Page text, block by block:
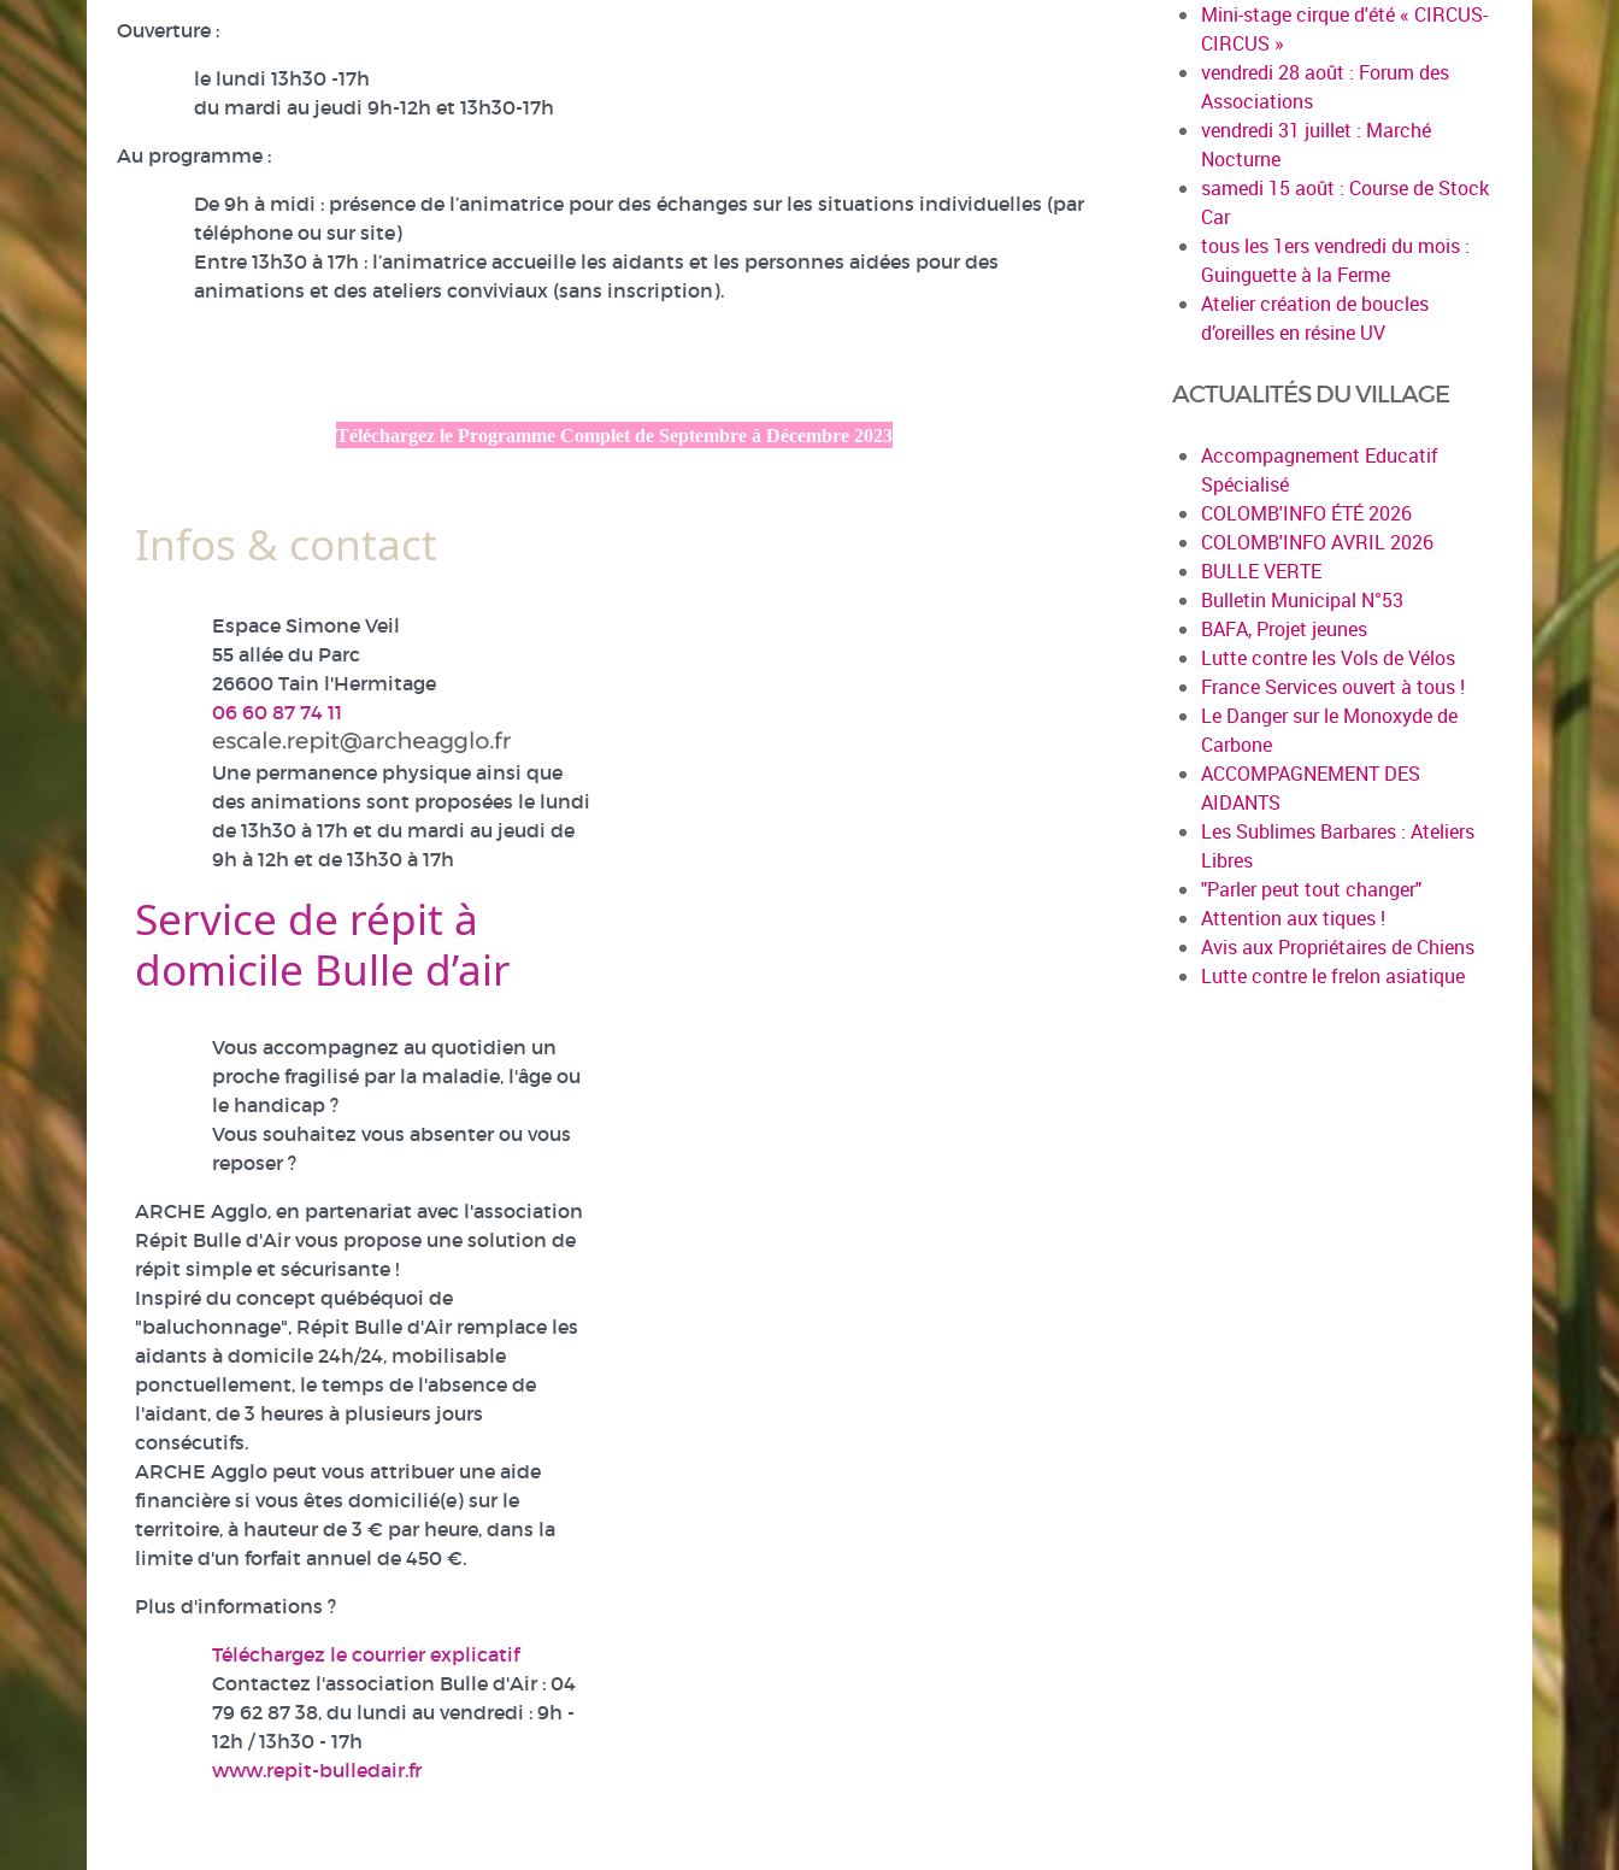
Ouverture :
le lundi 13h30 -17h
du mardi au jeudi 9h-12h et 13h30-17h
Au programme :
De 9h à midi : présence de l’animatrice pour des échanges sur les situations individuelles (par
téléphone ou sur site)
Entre 13h30 à 17h : l’animatrice accueille les aidants et les personnes aidées pour des
animations et des ateliers conviviaux (sans inscription).
Téléchargez le Programme Complet de Septembre à Décembre 2023
Infos & contact
Espace Simone Veil
55 allée du Parc
26600 Tain l'Hermitage
06 60 87 74 11
Une permanence physique ainsi que
des animations sont proposées le lundi
de 13h30 à 17h et du mardi au jeudi de
9h à 12h et de 13h30 à 17h
Service de répit à
domicile Bulle d’air
Vous accompagnez au quotidien un
proche fragilisé par la maladie, l'âge ou
le handicap ?
Vous souhaitez vous absenter ou vous
reposer ?
ARCHE Agglo, en partenariat avec l'association
Répit Bulle d'Air vous propose une solution de
répit simple et sécurisante !
Inspiré du concept québéquoi de
"baluchonnage", Répit Bulle d'Air remplace les
aidants à domicile 24h/24, mobilisable
ponctuellement, le temps de l'absence de
l'aidant, de 3 heures à plusieurs jours
consécutifs.
ARCHE Agglo peut vous attribuer une aide
financière si vous êtes domicilié(e) sur le
territoire, à hauteur de 3 € par heure, dans la
limite d'un forfait annuel de 450 €.
Plus d'informations ?
Téléchargez le courrier explicatif
Contactez l'association Bulle d'Air : 04
79 62 87 38, du lundi au vendredi : 9h -
12h / 13h30 - 17h
www.repit-bulledair.fr
Mini-stage cirque d'été « CIRCUS-
CIRCUS »
vendredi 28 août : Forum des
Associations
vendredi 31 juillet : Marché
Nocturne
samedi 15 août : Course de Stock
Car
tous les 1ers vendredi du mois :
Guinguette à la Ferme
Atelier création de boucles
d’oreilles en résine UV
ACTUALITÉS DU VILLAGE
Accompagnement Educatif
Spécialisé
COLOMB'INFO ÉTÉ 2026
COLOMB'INFO AVRIL 2026
BULLE VERTE
Bulletin Municipal N°53
BAFA, Projet jeunes
Lutte contre les Vols de Vélos
France Services ouvert à tous !
Le Danger sur le Monoxyde de
Carbone
ACCOMPAGNEMENT DES
AIDANTS
Les Sublimes Barbares : Ateliers
Libres
"Parler peut tout changer"
Attention aux tiques !
Avis aux Propriétaires de Chiens
Lutte contre le frelon asiatique